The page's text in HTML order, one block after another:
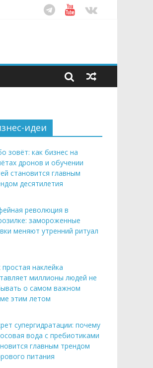
идеи
зовёт: как бизнес на
дронов и обучении
становится главным
десятилетия
революция в
замороженные
меняют утренний ритуал
простая наклейка
миллионы людей не
о самом важном
этим летом
супергидратации: почему
вода с пребиотиками
главным трендом
питания